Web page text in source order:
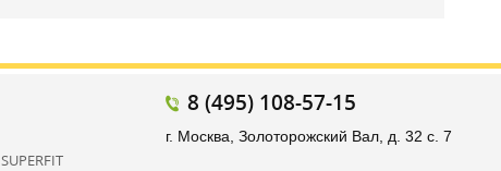
SUPERFIT
8 (495) 108-57-15
г. Москва, Золоторожский Вал, д. 32 с. 7